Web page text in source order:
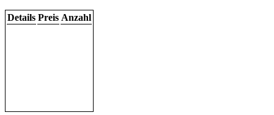
Details Preis Anzahl